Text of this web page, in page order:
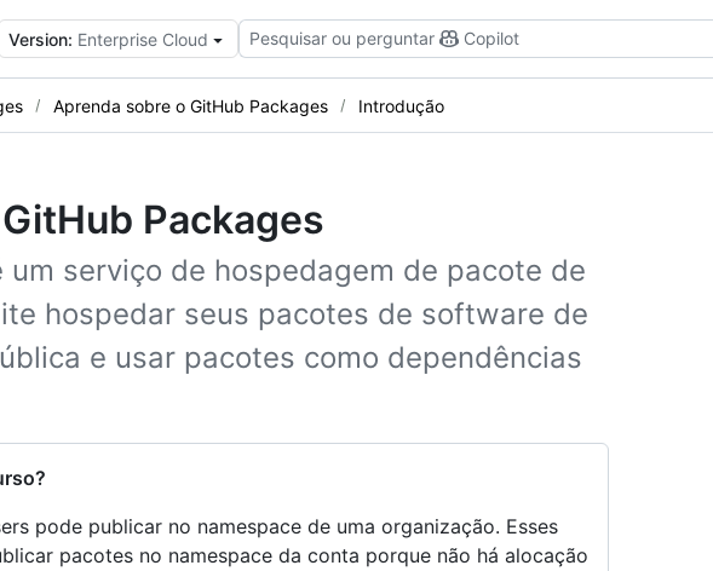
Version: Enterprise Cloud Pesquisar ou perguntar Copilot
Aprenda sobre o GitHub Packages Introdução
Packages
um serviço de hospedagem de pacote de
hospedar seus pacotes de software de
e usar pacotes como dependências
pode publicar no namespace de uma organização. Esses
pacotes no namespace da conta porque não há alocação